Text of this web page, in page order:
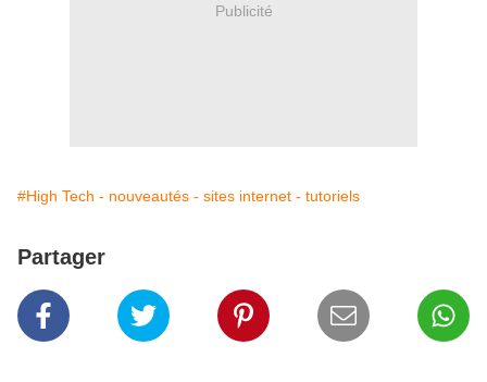
Publicité
#High Tech - nouveautés - sites internet - tutoriels
Partager